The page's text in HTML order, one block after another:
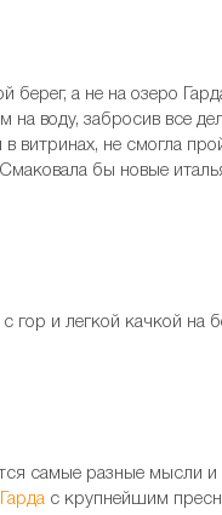
а не на озеро
воду, забросив все
витринах, не смогла
бы новые
гор и легкой качкой на
самые разные мысли
с крупнейшим